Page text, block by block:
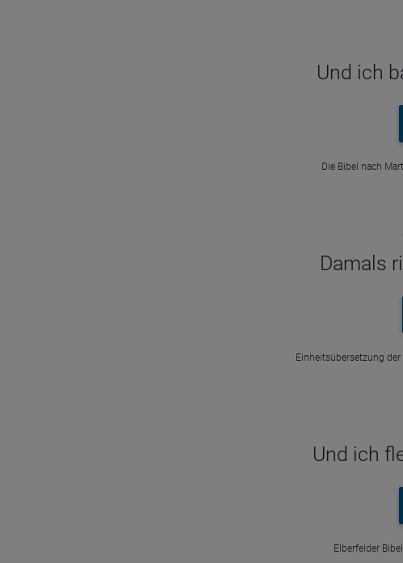
Und ich
Die Bibel nach
Damals
Einheitsübersetzung
Und ich
Elberfelder